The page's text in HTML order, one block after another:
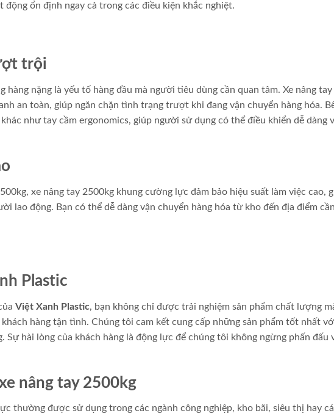
ổn định ngay cả trong các điều kiện khắc nghiệt.
trội
nặng là yếu tố hàng đầu mà người tiêu dùng cần quan tâm. Xe nâng tay
an toàn, giúp ngăn chặn tình trạng trượt khi đang vận chuyển hàng hóa.
như tay cầm ergonomics, giúp người sử dụng có thể điều khiển dễ dàng
xe nâng tay 2500kg khung cường lực đảm bảo hiệu suất làm việc cao,
lao động. Bạn có thể dễ dàng vận chuyển hàng hóa từ kho đến địa điểm
Plastic
Việt Xanh Plastic, bạn không chỉ được trải nghiệm sản phẩm chất lượng
hàng tận tình. Chúng tôi cam kết cung cấp những sản phẩm tốt nhất
hài lòng của khách hàng là động lực để chúng tôi không ngừng phấn đấu
nâng tay 2500kg
thường được sử dụng trong các ngành công nghiệp, kho bãi, siêu thị hay